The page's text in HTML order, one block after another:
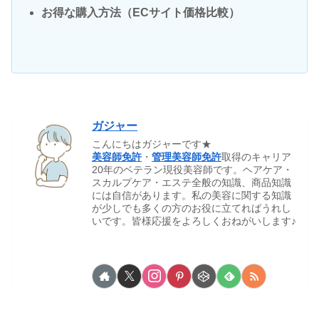
お得な購入方法（ECサイト価格比較）
ガジャー
こんにちはガジャーです★
美容師免許 ・管理美容師免許取得のキャリア
20年のベテラン現役美容師です。ヘアケア・
スカルプケア・エステ全般の知識、商品知識
には自信があります。私の美容に関する知識
が少しでも多くの方のお役に立てればうれし
いです。皆様応援をよろしくおねがいします♪